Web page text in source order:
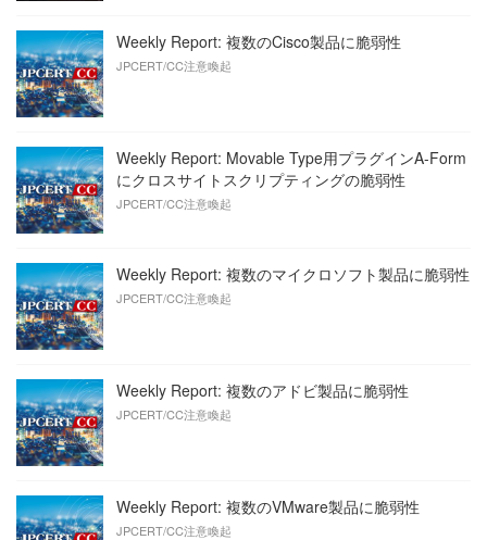
Weekly Report: 複数のCisco製品に脆弱性
JPCERT/CC注意喚起
Weekly Report: Movable Type用プラグインA-Form
にクロスサイトスクリプティングの脆弱性
JPCERT/CC注意喚起
Weekly Report: 複数のマイクロソフト製品に脆弱性
JPCERT/CC注意喚起
Weekly Report: 複数のアドビ製品に脆弱性
JPCERT/CC注意喚起
Weekly Report: 複数のVMware製品に脆弱性
JPCERT/CC注意喚起